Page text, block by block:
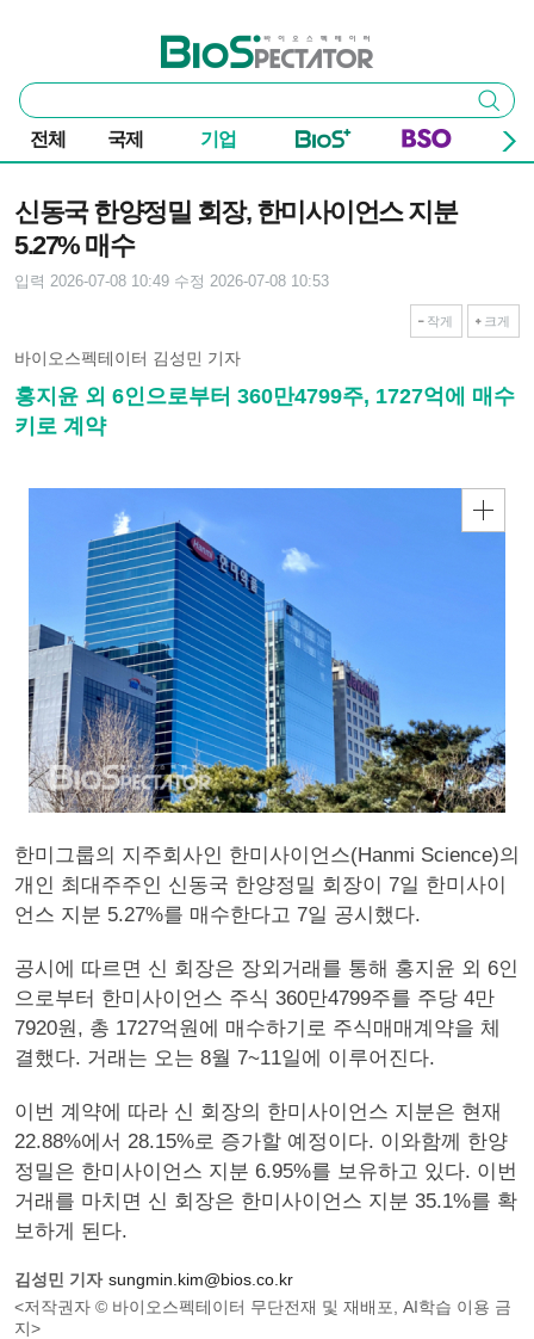
바이오스펙테이터
통
합
검
색
검색
전체 국제 기업
신동국 한양정밀 회장, 한미사이언스 지분
5.27% 매수
입력 2026-07-08 10:49 수정 2026-07-08 10:53
작게 크게
바이오스펙테이터 김성민 기자
홍지윤 외 6인으로부터 360만4799주, 1727억에 매수
키로 계약
한미그룹의 지주회사인 한미사이언스(Hanmi Science)의
개인 최대주주인 신동국 한양정밀 회장이 7일 한미사이
언스 지분 5.27%를 매수한다고 7일 공시했다.
공시에 따르면 신 회장은 장외거래를 통해 홍지윤 외 6인
으로부터 한미사이언스 주식 360만4799주를 주당 4만
7920원, 총 1727억원에 매수하기로 주식매매계약을 체
결했다. 거래는 오는 8월 7~11일에 이루어진다.
이번 계약에 따라 신 회장의 한미사이언스 지분은 현재
22.88%에서 28.15%로 증가할 예정이다. 이와함께 한양
정밀은 한미사이언스 지분 6.95%를 보유하고 있다. 이번
거래를 마치면 신 회장은 한미사이언스 지분 35.1%를 확
보하게 된다.
김성민 기자 sungmin.kim@bios.co.kr
<저작권자 © 바이오스펙테이터 무단전재 및 재배포, AI학습 이용 금
지>